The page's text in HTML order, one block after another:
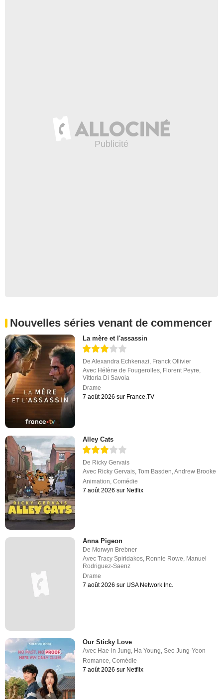
Nouvelles séries venant de commencer
La mère et l'assassin
DeAlexandra Echkenazi, Franck Ollivier
Avec Hélène de Fougerolles, Florent Peyre,
Vittoria Di Savoia
Drame
7 août 2026 sur France.TV
Alley Cats
De Ricky Gervais
Avec Ricky Gervais,Tom Basden,Andrew Brooke
Animation,Comédie
7 août 2026 sur Netflix
Anna Pigeon
De Morwyn Brebner
AvecTracy Spiridakos Ronnie Rowe Manuel
Rodriguez-Saenz
Drame
7 août 2026 sur USA Network Inc.
Our Sticky Love
Avec Hae-in Jung, Ha Young,Seo Jung-Yeon
Romance,Comédie
7 août 2026 sur Netflix